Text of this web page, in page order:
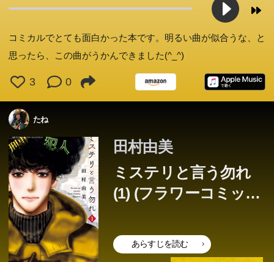
コミカルでとても面白かった本です。明るい曲が似合うな、と
思ったら、この曲がうかんできました(^_^)
3 0
たね
田村由美
ミステリと言う勿れ
(1) (フラワーコミック
あらすじを読む